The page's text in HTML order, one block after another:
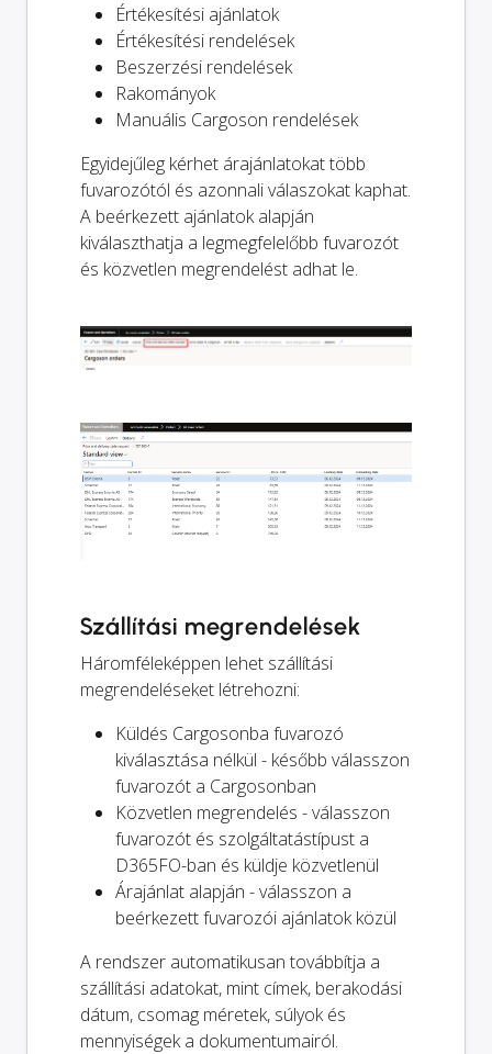
Értékesítési ajánlatok
Értékesítési rendelések
Beszerzési rendelések
Rakományok
Manuális Cargoson rendelések
Egyidejűleg kérhet árajánlatokat több
fuvarozótól és azonnali válaszokat kaphat.
A beérkezett ajánlatok alapján
kiválaszthatja a legmegfelelőbb fuvarozót
és közvetlen megrendelést adhat le.
Szállítási megrendelések
Háromféleképpen lehet szállítási
megrendeléseket létrehozni:
Küldés Cargosonba fuvarozó
kiválasztása nélkül - később válasszon
fuvarozót a Cargosonban
Közvetlen megrendelés - válasszon
fuvarozót és szolgáltatástípust a
D365FO-ban és küldje közvetlenül
Árajánlat alapján - válasszon a
beérkezett fuvarozói ajánlatok közül
A rendszer automatikusan továbbítja a
szállítási adatokat, mint címek, berakodási
dátum, csomag méretek, súlyok és
mennyiségek a dokumentumairól.